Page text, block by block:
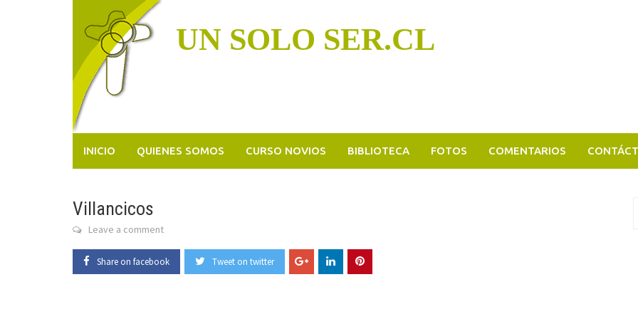
UN SOLO SER.CL
INICIO QUIENES SOMOS CURSO NOVIOS BIBLIOTECA FOTOS COMENTARIOS
Villancicos
Leave a comment
Share on facebook Tweet on twitter